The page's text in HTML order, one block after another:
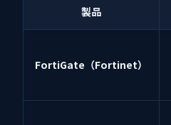
製品
FortiGate（Fortinet）